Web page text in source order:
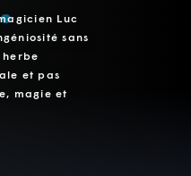
Luc
sans
et pas
magie et